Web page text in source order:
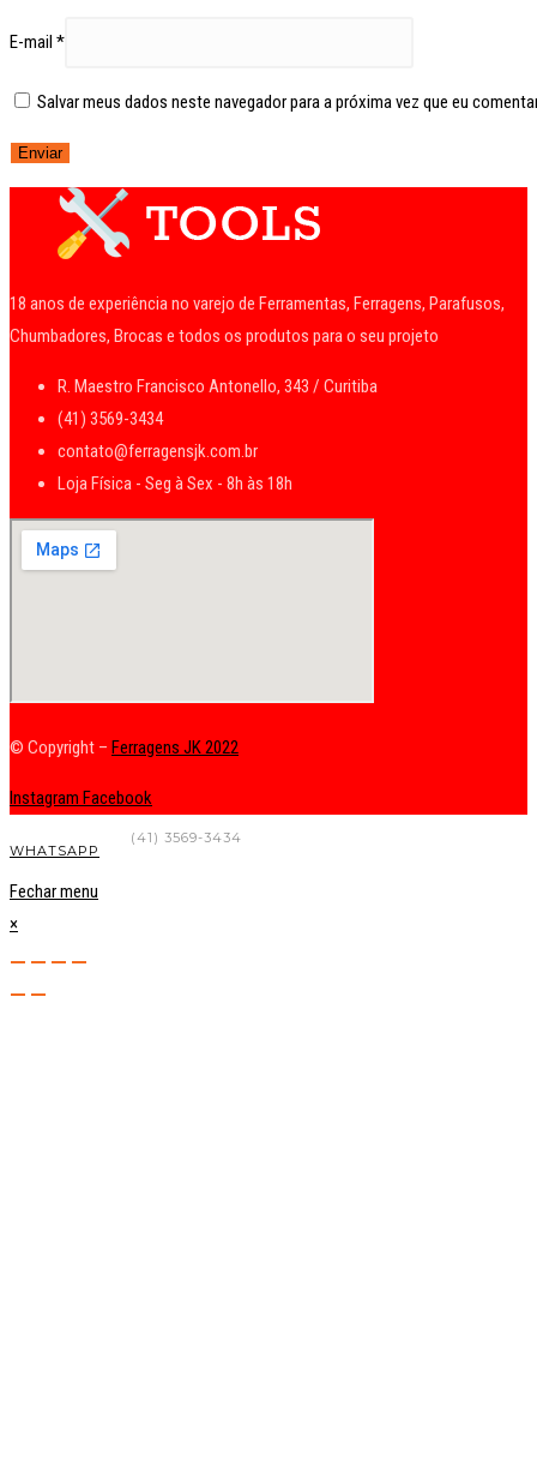
E-mail *
Salvar meus dados neste navegador para a próxima vez que eu
18 anos de experiência no varejo de Ferramentas, Ferragens, Parafusos,
Chumbadores, Brocas e todos os produtos para o seu projeto
R. Maestro Francisco Antonello, 343 / Curitiba
(41) 3569-3434
contato@ferragensjk.com.br
Loja Física - Seg à Sex - 8h às 18h
© Copyright – Ferragens JK 2022
Instagram Facebook
(41) 3569-3434
WHATSAPP
Fechar menu
×